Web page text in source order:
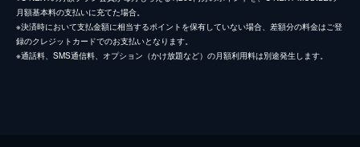
月額基本料の支払いに充てた場合。
※決済時において支払金額に相当するポイントを保有していない場合、差額分の料金はご登
録のクレジットカードでのお支払いとなります。
※通話料、SMS通信料、オプション（かけ放題など）の月額利用料は別途発生します。